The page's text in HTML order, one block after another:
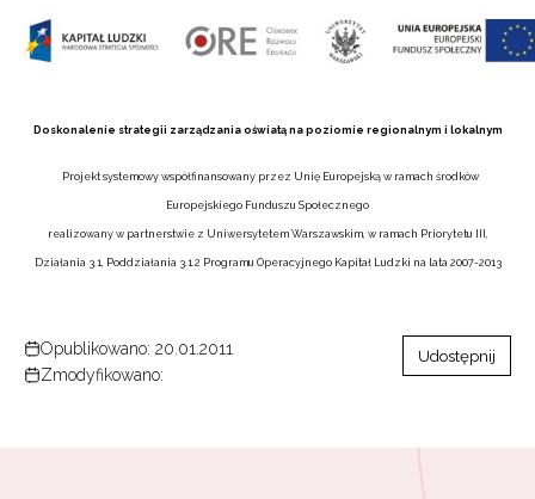
Doskonalenie strategii zarządzania oświatą na poziomie regionalnym i lokalnym
Projekt systemowy współfinansowany przez Unię Europejską w ramach środków
Europejskiego Funduszu Społecznego
realizowany w partnerstwie z Uniwersytetem Warszawskim, w ramach Priorytetu III,
Działania 3.1, Poddziałania 3.1.2 Programu Operacyjnego Kapitał Ludzki na lata 2007-2013
Opublikowano: 20.01.2011
Zmodyfikowano:
Udostępnij